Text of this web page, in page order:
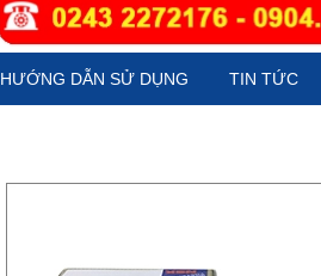
HƯỚNG DẪN SỬ DỤNG TIN TỨC